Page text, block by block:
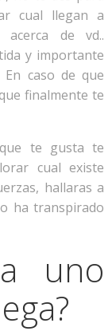
cual llegan a
de vd..
y importante
caso de que
finalmente te
te gusta te
cual existe
hallaras a
ha transpirado
uno